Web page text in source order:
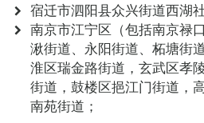
宿迁市泗阳县众兴街道西湖
南京市江宁区（包括南京禄
湫街道、永阳街道、柘塘街
淮区瑞金路街道，玄武区孝
街道，鼓楼区挹江门街道，
南苑街道；